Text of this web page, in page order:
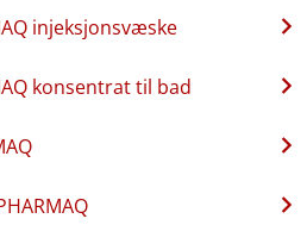
injeksjonsvæske
konsentrat til bad